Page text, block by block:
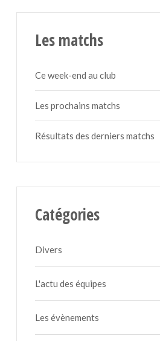
Les matchs
Ce week-end au club
Les prochains matchs
Résultats des derniers matchs
Catégories
Divers
L'actu des équipes
Les évènements